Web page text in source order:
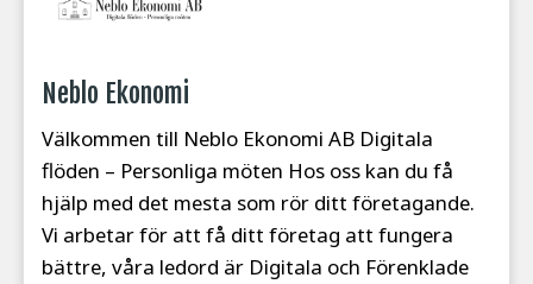
Neblo Ekonomi
Välkommen till Neblo Ekonomi AB Digitala
flöden – Personliga möten Hos oss kan du få
hjälp med det mesta som rör ditt företagande.
Vi arbetar för att få ditt företag att fungera
bättre, våra ledord är Digitala och Förenklade